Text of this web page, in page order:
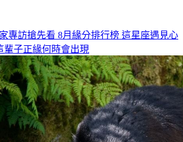
專訪搶先看 8月緣分排行榜 這星座遇見心
輩子正緣何時會出現